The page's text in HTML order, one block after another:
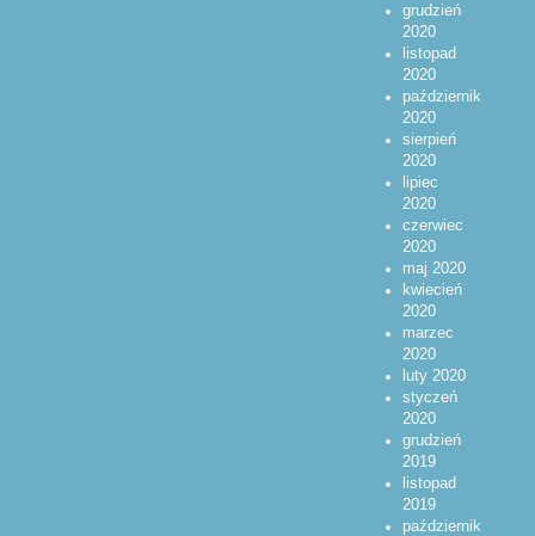
grudzień
2020
listopad
2020
październik
2020
sierpień
2020
lipiec
2020
czerwiec
2020
maj 2020
kwiecień
2020
marzec
2020
luty 2020
styczeń
2020
grudzień
2019
listopad
2019
październik